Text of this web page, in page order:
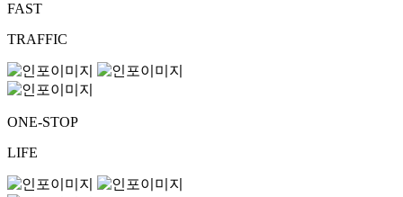
FAST
TRAFFIC
ONE-STOP
LIFE